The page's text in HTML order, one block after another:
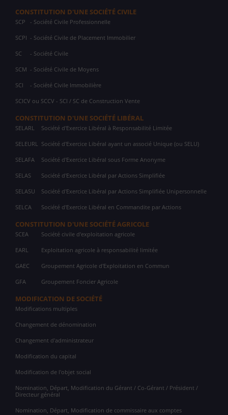
CONSTITUTION D'UNE SOCIÉTÉ CIVILE
SCP - Société Civile Professionnelle
SCPI - Société Civile de Placement Immobilier
SC - Société Civile
SCM - Société Civile de Moyens
SCI - Société Civile Immobilière
SCICV ou SCCV - SCI / SC de Construction Vente
CONSTITUTION D'UNE SOCIÉTÉ LIBÉRAL
SELARL Société d'Exercice Libéral à Responsabilité Limitée
SELEURL Société d'Exercice Libéral ayant un associé Unique (ou SELU)
SELAFA Société d'Exercice Libéral sous Forme Anonyme
SELAS Société d'Exercice Libéral par Actions Simplifiée
SELASU Société d'Exercice Libéral par Actions Simplifiée Unipersonnelle
SELCA Société d'Exercice Libéral en Commandite par Actions
CONSTITUTION D'UNE SOCIÉTÉ AGRICOLE
SCEA Société civile d'exploitation agricole
EARL Exploitation agricole à responsabilité limitée
GAEC Groupement Agricole d'Exploitation en Commun
GFA Groupement Foncier Agricole
MODIFICATION DE SOCIÉTÉ
Modifications multiples
Changement de dénomination
Changement d'administrateur
Modification du capital
Modification de l'objet social
Nomination, Départ, Modification du Gérant / Co-Gérant / Président /
Directeur général
Nomination, Départ, Modification de commissaire aux comptes